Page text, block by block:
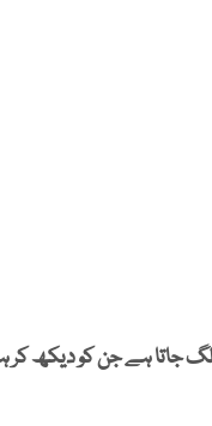
جاتا ہے جن کو دیکھ کر